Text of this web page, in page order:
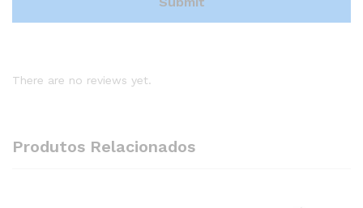
There are no reviews yet.
Produtos Relacionados